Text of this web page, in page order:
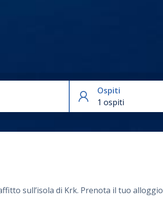
Ospiti
1 ospiti
sull’isola di Krk. Prenota il tuo alloggio